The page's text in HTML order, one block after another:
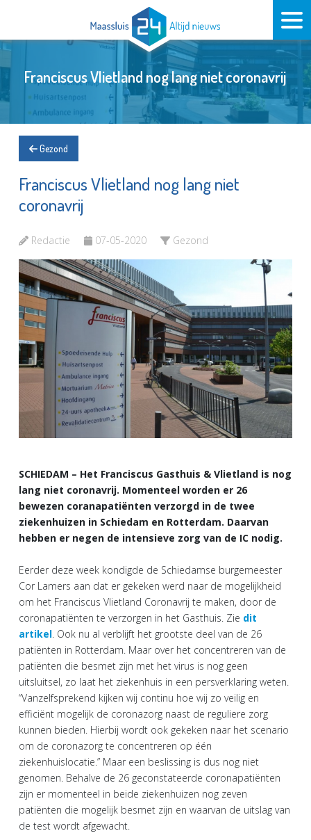
Franciscus Vlietland nog lang niet coronavrij
Gezond
Franciscus Vlietland nog lang niet
coronavrij
Redactie 07-05-2020 Gezond
SCHIEDAM – Het Franciscus Gasthuis & Vlietland is nog
lang niet coronavrij. Momenteel worden er 26
bewezen coranapatiënten verzorgd in de twee
ziekenhuizen in Schiedam en Rotterdam. Daarvan
hebben er negen de intensieve zorg van de IC nodig.
Eerder deze week kondigde de Schiedamse burgemeester
Cor Lamers aan dat er gekeken werd naar de mogelijkheid
om het Franciscus Vlietland Coronavrij te maken, door de
coronapatiënten te verzorgen in het Gasthuis. Zie dit
artikel. Ook nu al verblijft het grootste deel van de 26
patiënten in Rotterdam. Maar over het concentreren van de
patiënten die besmet zijn met het virus is nog geen
uitsluitsel, zo laat het ziekenhuis in een persverklaring weten.
“Vanzelfsprekend kijken wij continu hoe wij zo veilig en
efficiënt mogelijk de coronazorg naast de reguliere zorg
kunnen bieden. Hierbij wordt ook gekeken naar het scenario
om de coronazorg te concentreren op één
ziekenhuislocatie.” Maar een beslissing is dus nog niet
genomen. Behalve de 26 geconstateerde coronapatiënten
zijn er momenteel in beide ziekenhuizen nog zeven
patiënten die mogelijk besmet zijn en waarvan de uitslag van
de test wordt afgewacht.